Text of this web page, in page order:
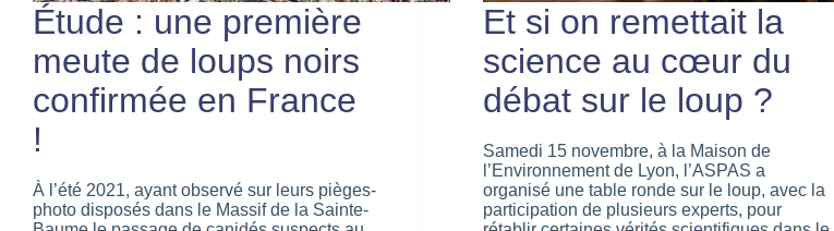
Étude : une première
meute de loups noirs
confirmée en France
!
À l’été 2021, ayant observé sur leurs pièges-
photo disposés dans le Massif de la Sainte-
Et si on remettait la
science au cœur du
débat sur le loup ?
Samedi 15 novembre, à la Maison de
l’Environnement de Lyon, l’ASPAS a
organisé une table ronde sur le loup, avec la
participation de plusieurs experts, pour